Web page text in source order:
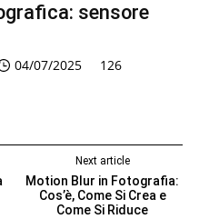
sensore
04/07/2025 126
Next article
Motion Blur in Fotografia:
Cos’è, Come Si Crea e
Come Si Riduce